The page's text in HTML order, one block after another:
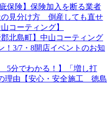
保険】保険加入を断る業者
見分け方 倒産しても直せ
コーティング】
郡北島町】中山コーティング
！3/7・8開店イベントのお知
5分でわかる！】「増し打
理由【安心・安全施工 徳島